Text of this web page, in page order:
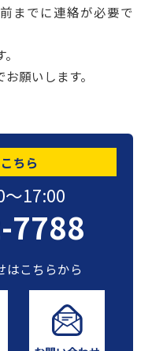
までに連絡が必要で
願いします。
ちら
17:00
7788
はこちらから